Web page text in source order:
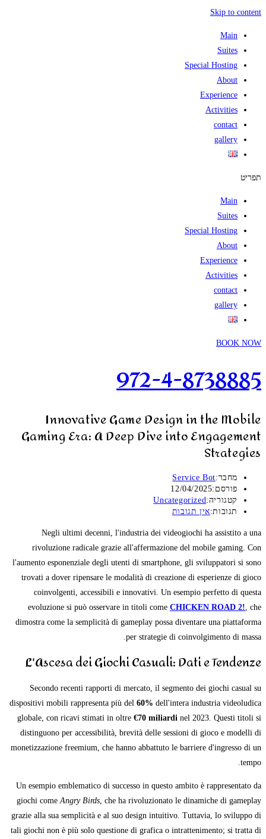
Skip to content
Main
Suites
Special Hosting
About
Experience
Activities
contact
gallery
תפריט
Main
Suites
Special Hosting
About
Experience
Activities
contact
gallery
BOOK NOW
972-4-8738885
Innovative Game Design in the Mobile
Gaming Era: A Deep Dive into Engagement
Strategies
מחבר:Service Bot
פורסם:12/04/2025
קטגוריה:Uncategorized
תגובות:אין תגובות
Negli ultimi decenni, l'industria dei videogiochi ha assistito a una
rivoluzione radicale grazie all'affermazione del mobile gaming. Con
l'aumento esponenziale degli utenti di smartphone, gli sviluppatori si sono
trovati a dover ripensare le modalità di creazione di esperienze di gioco
coinvolgenti, accessibili e innovativi. Un esempio perfetto di questa
evoluzione si può osservare in titoli come CHICKEN ROAD 2!, che
dimostra come la semplicità di gameplay possa diventare una piattaforma
per strategie di coinvolgimento di massa.
L'Ascesa dei Giochi Casuali: Dati e Tendenze
Secondo recenti rapporti di mercato, il segmento dei giochi casual su
dispositivi mobili rappresenta più del 60% dell'intera industria videoludica
globale, con ricavi stimati in oltre €70 miliardi nel 2023. Questi titoli si
distinguono per accessibilità, brevità delle sessioni di gioco e modelli di
monetizzazione freemium, che hanno abbattuto le barriere d'ingresso di un
tempo.
Un esempio emblematico di successo in questo ambito è rappresentato da
giochi comeAngry Birds, che ha rivoluzionato le dinamiche di gameplay
grazie alla sua semplicità e al suo design intuitivo. Tuttavia, lo sviluppo di
tali giochi non è più solo questione di grafica o intrattenimento; si tratta di